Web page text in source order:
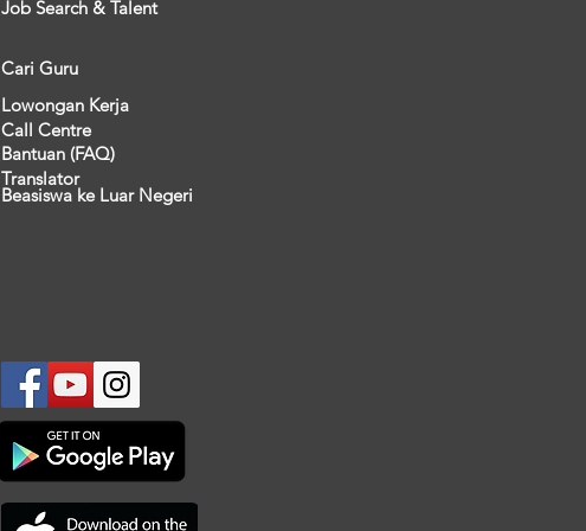
Job Search & Talent
Cari Guru
Lowongan Kerja
Call Centre
Bantuan (FAQ)
Translator
Beasiswa ke Luar Negeri